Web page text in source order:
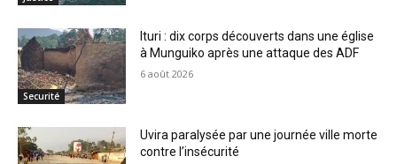
Securité
Ituri : dix corps découverts dans une église
à Munguiko après une attaque des ADF
6 août 2026
Uvira paralysée par une journée ville morte
contre l’insécurité